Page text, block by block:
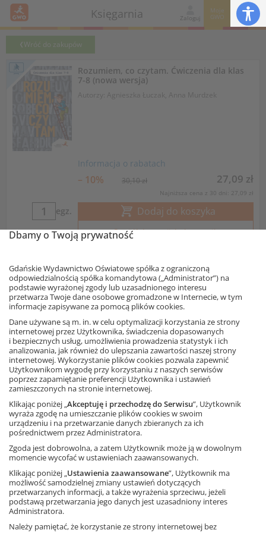
Księgarnia Zaloguj
Moje
GWO
Wróć do zakupów
egz.
– 10%
Informacja o rabatach
30,10 zł 27,09 zł
Najniższa cena z 30 dni: 27,09 zł
Dodaj do koszyka
Przejdź do wersji drukowanej
Rozumiem, co czytam. Ćwiczenia dla klas
7-8 (nowa wersja)
Autorzy: Agnieszka Łuczak, Anna Murdzek
szkoły podstawowej. Publikacja zawiera premierowe zestawy
nowoczesnych zadań pomagających uczniom przygotować
się do świadomego odbioru tekstów literackich. Praca z
książką pozwoli:
wyrobić i rozwinąć zdolności rozumienia utworów
literackich,
sprawnie rozpoznawać gatunki i style literackie,
wyrobić umiejętności analizy i interpretacji tekstów
literackich.
W nowym Rozumiem, co czytam dodatkowo znajdują się
zadania związane z wypowiedzią argumentacyjną (teza,
argumenty, przykłady). Uczniowie zyskają biegłość w
wyrażaniu opinii, a także uzasadnianiu ich – zarówno w
pracach pisemnych, jak i podczas wypowiedzi ustnych.
Zawarte w publikacji ćwiczenia ułożone są według
dostosować pracę z książką do poziomu umiejętności
ucznia. Co ważne, pomysłowe i twórcze zadania można
rozwiązywać zarówno na lekcji, jak i w domu.
Ta strona używa plików cookies.
Akceptuję
Dowiedz się więcej
Dbamy o Twoją prywatność
Gdańskie Wydawnictwo Oświatowe spółka z ograniczoną
odpowiedzialnością spółka komandytowa („Administrator”) na
podstawie wyrażonej zgody lub uzasadnionego interesu
przetwarza Twoje dane osobowe gromadzone w Internecie, w tym
informacje zapisywane za pomocą plików cookies.
Dane używane są m. in. w celu optymalizacji korzystania ze strony
internetowej przez Użytkownika, świadczenia dopasowanych
i bezpiecznych usług, umożliwienia prowadzenia statystyk i ich
analizowania, jak również do ulepszania zawartości naszej strony
internetowej. Wykorzystanie plików cookies pozwala zapewnić
Użytkownikom wygodę przy korzystaniu z naszych serwisów
poprzez zapamiętanie preferencji Użytkownika i ustawień
zamieszczonych na stronie internetowej.
Klikając poniżej „Akceptuję i przechodzę do Serwisu”, Użytkownik
wyraża zgodę na umieszczanie plików cookies w swoim
urządzeniu i na przetwarzanie danych zbieranych za ich
pośrednictwem przez Administratora.
Zgoda jest dobrowolna, a zatem Użytkownik może ją w dowolnym
momencie wycofać w ustawieniach zaawansowanych.
Klikając poniżej „Ustawienia zaawansowane”, Użytkownik ma
możliwość samodzielnej zmiany ustawień dotyczących
przetwarzanych informacji, a także wyrażenia sprzeciwu, jeżeli
podstawą przetwarzania jego danych jest uzasadniony interes
Administratora.
Należy pamiętać, że korzystanie ze strony internetowej bez